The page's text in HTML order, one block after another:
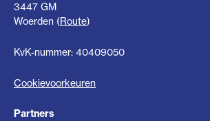
3447 GM
Woerden (Route)
KvK-nummer: 40409050
Cookievoorkeuren
Partners